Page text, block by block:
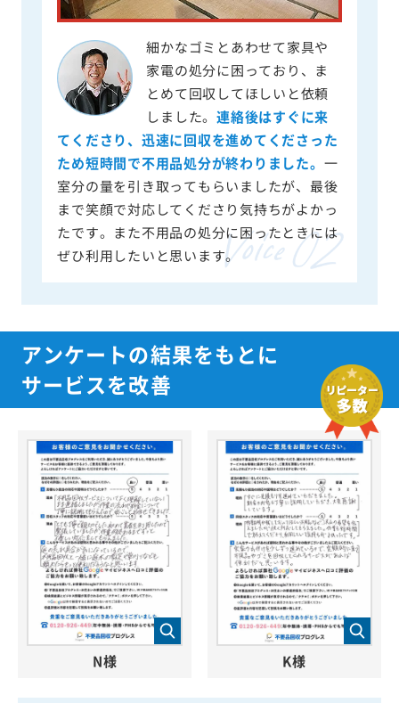
細かなゴミとあわせて家具や
家電の処分に困っており、ま
とめて回収してほしいと依頼
しました。連絡後はすぐに来
てくださり、迅速に回収を進めてくださった
ため短時間で不用品処分が終わりました。 一
室分の量を引き取ってもらいましたが、最後
まで笑顔で対応してくださり気持ちがよかっ
たです。また不用品の処分に困ったときには
ぜひ利用したいと思います。
アンケートの結果をもとに
サービスを改善
N様 K様